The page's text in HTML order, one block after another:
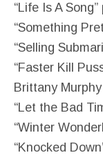
“Life Is A
“Something
“Selling
“Faster Kill
Brittany Murphy
“Let the Bad
“Winter
“Knocked